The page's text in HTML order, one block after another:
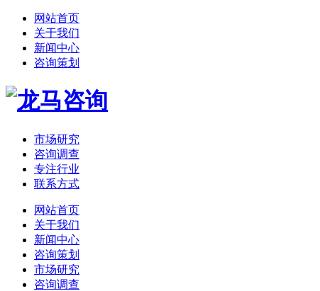
网站首页
关于我们
新闻中心
咨询策划
市场研究
咨询调查
专注行业
联系方式
网站首页
关于我们
新闻中心
咨询策划
市场研究
咨询调查